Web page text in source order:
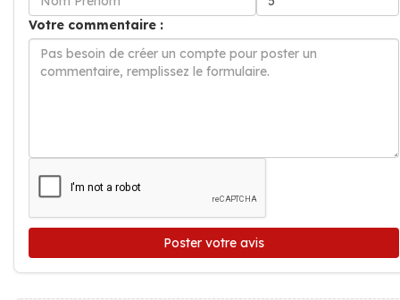
Votre commentaire :
Poster votre avis